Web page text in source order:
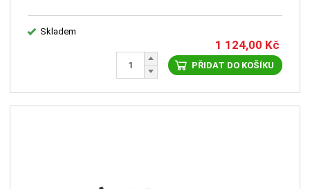
Skladem
1 124,00 Kč
PŘIDAT DO KOŠÍKU